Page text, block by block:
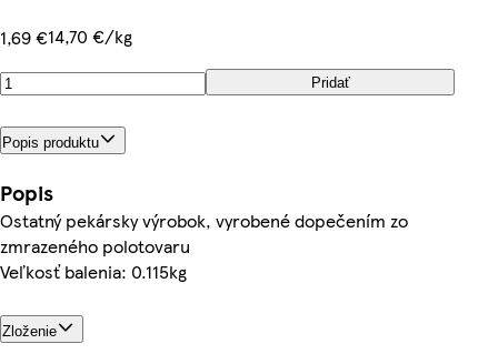
1,69 €14,70 €/kg
Pridať
Popis produktu
Popis
Ostatný pekársky výrobok, vyrobené dopečením zo
zmrazeného polotovaru
Veľkosť balenia: 0.115kg
Zloženie